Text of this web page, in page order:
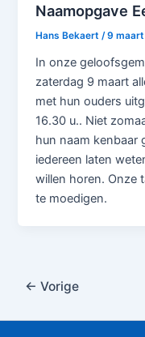
Naamopgave
Hans Bekaert/9
In onze
zaterdag 9 maart
met hun ouders
16.30 u.. Niet
hun naam kenbaar
iedereen laten
willen horen. Onze
te moedigen.
← Vorige